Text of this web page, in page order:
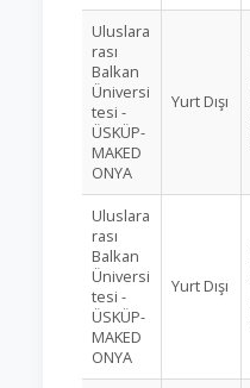
Uluslara
rası
Balkan
Üniversi
tesi -
ÜSKÜP-
MAKED
ONYA
Yurt Dışı
Uluslara
rası
Balkan
Üniversi
tesi -
ÜSKÜP-
MAKED
ONYA
Yurt Dışı